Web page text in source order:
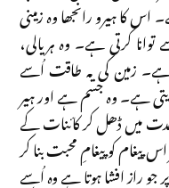
اس کا ہیرو رانجھا وہ زمینی
کرتی ہے۔ وہ ہریالی،
ہے۔ زمین کی یہ طاقت اُسے
ہے۔ وہ جسم ہے اور ہیر
میں ڈھل کر کائنات کے
کو پیغامِ محبت بنا کر
جو راز افشا ہوتا ہے وہ اُسے